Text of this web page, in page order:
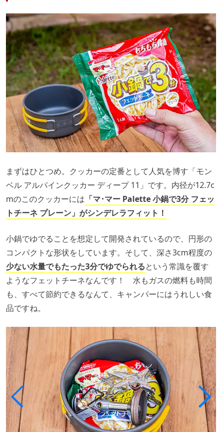
まずはひとつめ。クッカーの定番として人気を博す「モン
ベル アルパインクッカー ディープ 11」です。内径が12.7c
mのこのクッカーには 「マ･マー Palette 小鍋で3分 フェッ
トチーネ プレーン」がシンデレラフィット！
小鍋でゆでることを想定して開発されているので、円形の
コンパクトな形状をしています。そして、深さ3cm程度の
少ない水量でもたった3分でゆでられるという常識を覆す
ようなフェットチーネなんです！ 水もガスの燃料も時間
も、すべて節約できるなんて、キャンパーにはうれしい食
品ですね。